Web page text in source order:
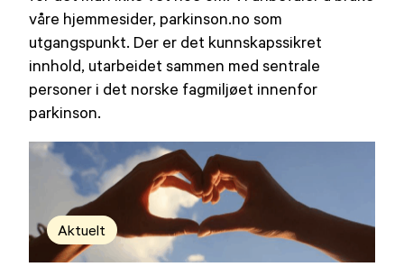
våre hjemmesider, parkinson.no som
utgangspunkt. Der er det kunnskapssikret
innhold, utarbeidet sammen med sentrale
personer i det norske fagmiljøet innenfor
parkinson.
Aktuelt